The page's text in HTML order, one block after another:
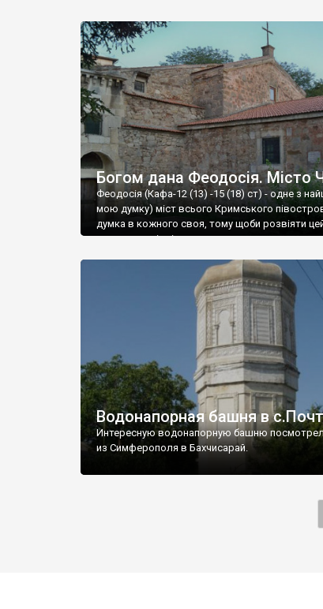
Богом дана Феодосія. Місто
Феодосія (Кафа-12 (13) -15 (18) ст) - одне з
мою думку) міст всього Кримського
думка в кожного своя, тому щоби розвіяти
запрошую відвідати це
Водонапорная башня в
Интересную водонапорную башню
из Симферополя в Бахчисарай.